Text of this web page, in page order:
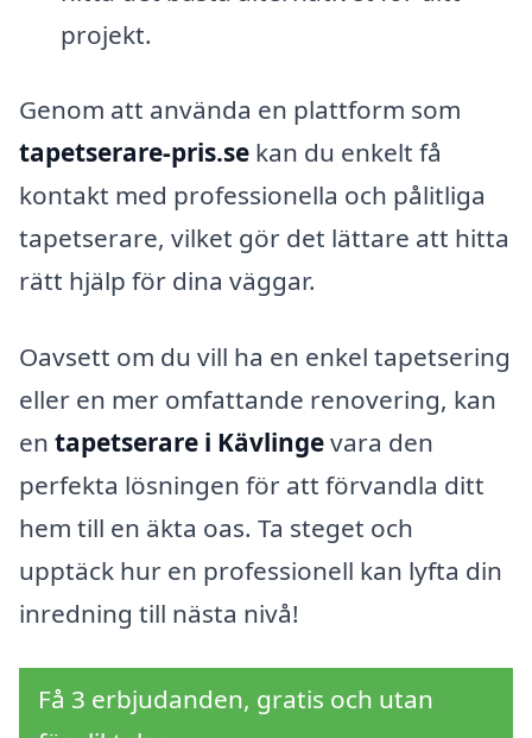
projekt.
Genom att använda en plattform som
tapetserare-pris.se kan du enkelt få
kontakt med professionella och pålitliga
tapetserare, vilket gör det lättare att hitta
rätt hjälp för dina väggar.
Oavsett om du vill ha en enkel tapetsering
eller en mer omfattande renovering, kan
en tapetserare i Kävlingevara den
perfekta lösningen för att förvandla ditt
hem till en äkta oas. Ta steget och
upptäck hur en professionell kan lyfta din
inredning till nästa nivå!
Få 3 erbjudanden, gratis och utan